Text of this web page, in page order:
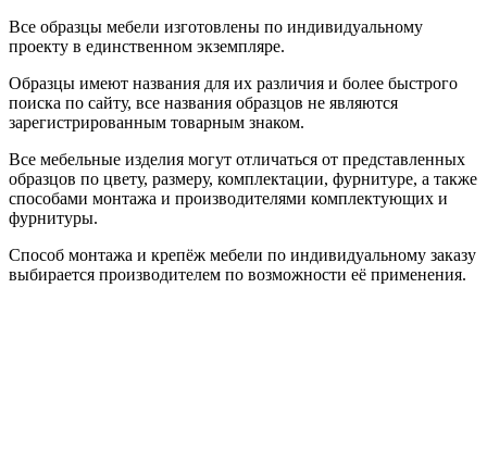
Все образцы мебели изготовлены по индивидуальному
проекту в единственном экземпляре.
Образцы имеют названия для их различия и более быстрого
поиска по сайту, все названия образцов не являются
зарегистрированным товарным знаком.
Все мебельные изделия могут отличаться от представленных
образцов по цвету, размеру, комплектации, фурнитуре, а также
способами монтажа и производителями комплектующих и
фурнитуры.
Способ монтажа и крепёж мебели по индивидуальному заказу
выбирается производителем по возможности её применения.